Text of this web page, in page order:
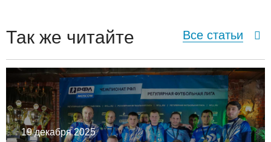
Так же читайте Все статьи
19 декабря 2025